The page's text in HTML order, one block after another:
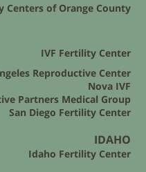
Centers of Orange County
IVF Fertility Center
Reproductive Center
Nova IVF
Partners Medical Group
San Diego Fertility Center
IDAHO
Idaho Fertility Center